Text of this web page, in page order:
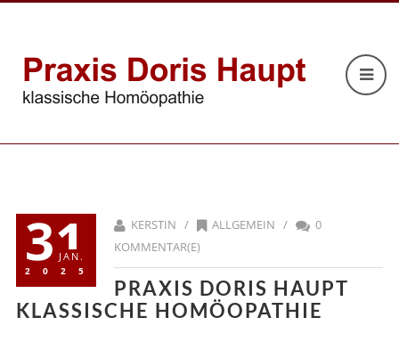
31
JAN.
2025
KERSTIN / ALLGEMEIN /
0
KOMMENTAR(E)
PRAXIS DORIS HAUPT
KLASSISCHE HOMÖOPATHIE